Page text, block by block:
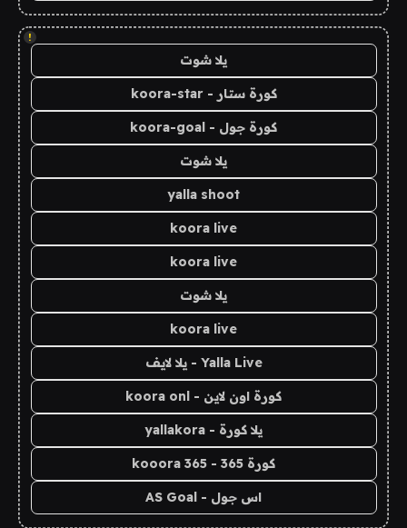
!
يلا شوت
كورة ستار - koora-star
كورة جول - koora-goal
يلا شوت
yalla shoot
koora live
koora live
يلا شوت
koora live
Yalla Live - يلا لايف
كورة اون لاين - koora onl
يلا كورة - yallakora
كورة 365 - kooora 365
اس جول - AS Goal